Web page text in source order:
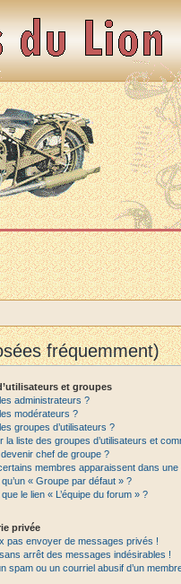
fréquemment)
et groupes
administrateurs ?
modérateurs ?
groupes d’utilisateurs ?
la liste des groupes d’utilisateurs et
chef de groupe ?
membres apparaissent dans
« Groupe par défaut » ?
le lien « L’équipe du forum » ?
privée
pas envoyer de messages privés !
arrêt des messages indésirables !
spam ou un courriel abusif d’un